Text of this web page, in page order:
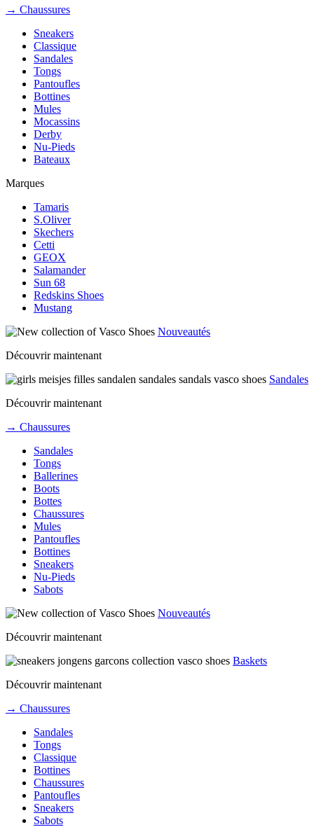
→ Chaussures
Sneakers
Classique
Sandales
Tongs
Pantoufles
Bottines
Mules
Mocassins
Derby
Nu-Pieds
Bateaux
Marques
Tamaris
S.Oliver
Skechers
Cetti
GEOX
Salamander
Sun 68
Redskins Shoes
Mustang
Nouveautés
Découvrir maintenant
Sandales
Découvrir maintenant
→ Chaussures
Sandales
Tongs
Ballerines
Boots
Bottes
Chaussures
Mules
Pantoufles
Bottines
Sneakers
Nu-Pieds
Sabots
Nouveautés
Découvrir maintenant
Baskets
Découvrir maintenant
→ Chaussures
Sandales
Tongs
Classique
Bottines
Chaussures
Pantoufles
Sneakers
Sabots